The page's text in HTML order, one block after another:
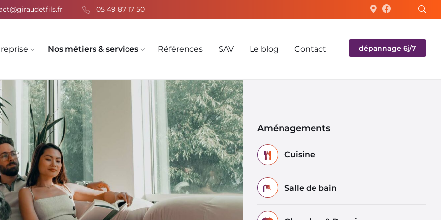
05 49 87 17 50
Nos métiers & services Références SAV Le blog Contact dépannage 6j/7
Aménagements
Cuisine
Salle de bain